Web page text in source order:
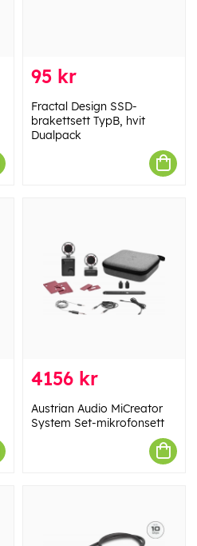
95 kr
Fractal Design SSD-
brakettsett TypB, hvit
Dualpack
4156 kr
Austrian Audio MiCreator
System Set-mikrofonsett